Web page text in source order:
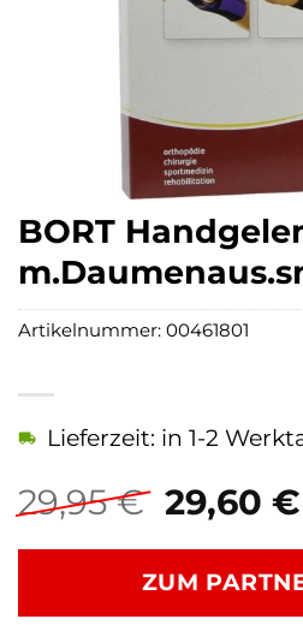
BORT
29,95€
Preis
war:
29,95 €
29,60 €
Lieferzeit: in 1-2
ZUM
Artikelnummer: 00461801